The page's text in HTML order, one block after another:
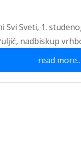
Svi Sveti, 1.
nadbiskup
read